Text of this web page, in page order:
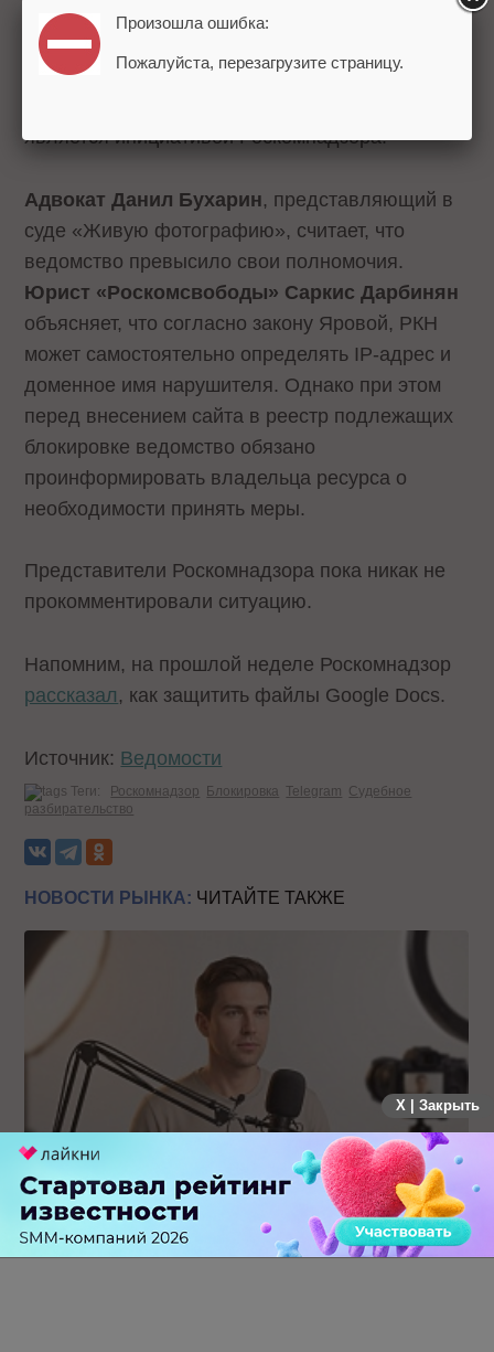
что в документе речь шла только о блокировке
7 аккаунтов, пропагандирующих деятельность
запрещенных в России организаций. Таким
является инициативой Роскомнадзора.
Адвокат Данил Бухарин, представляющий в
суде «Живую фотографию», считает, что
ведомство превысило свои полномочия.
Юрист «Роскомсвободы» Саркис Дарбинян
объясняет, что согласно закону Яровой, РКН
может самостоятельно определять IP-адрес и
доменное имя нарушителя. Однако при этом
перед внесением сайта в реестр подлежащих
блокировке ведомство обязано
проинформировать владельца ресурса о
необходимости принять меры.
Представители Роскомнадзора пока никак не
прокомментировали ситуацию.
Напомним, на прошлой неделе Роскомнадзор
рассказал , как защитить файлы Google Docs.
Источник: Ведомости
Теги: Роскомнадзор Блокировка Telegram Судебное
разбирательство
НОВОСТИ РЫНКА: ЧИТАЙТЕ ТАКЖЕ
Российский рынок инфлюенс-маркетинга вошел в фазу
стагнации после нескольких лет роста
X | Закрыть
Произошла ошибка:
Пожалуйста, перезагрузите страницу.